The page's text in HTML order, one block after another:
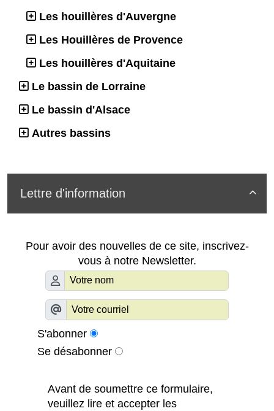
Les houillères d'Auvergne
Les Houillères de Provence
Les houillères d'Aquitaine
Le bassin de Lorraine
Le bassin d'Alsace
Autres bassins

Lettre d'information
Pour avoir des nouvelles de ce site, inscrivez-
vous à notre Newsletter.
S'abonner
Se désabonner
Avant de soumettre ce formulaire,
veuillez lire et accepter les